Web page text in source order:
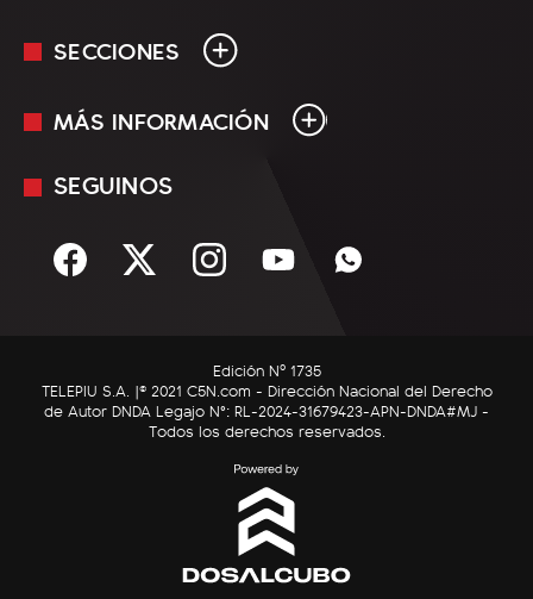
SECCIONES
En Vivo
Sociedad
C5N Autos
RatingCero
MÁS INFORMACIÓN
Mediakit
Términos y condiciones
SEGUINOS
Edición Nº 1735
TELEPIU S.A. |© 2021 C5N.com - Dirección Nacional del Derecho
de Autor DNDA Legajo N°: RL-2024-31679423-APN-DNDA#MJ -
Todos los derechos reservados.